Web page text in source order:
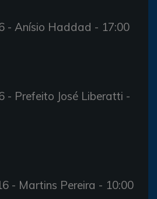
- Anísio Haddad - 17:00
- Prefeito José Liberatti -
- Martins Pereira - 10:00